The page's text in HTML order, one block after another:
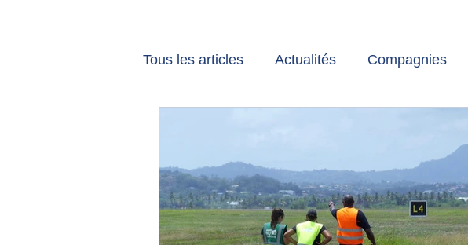
Tous les articles Actualités Compagnies
Voyages Reportages